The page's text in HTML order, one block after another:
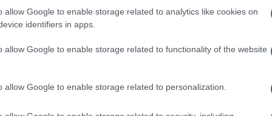
allow Google to enable storage related to analytics like cookies on
identifiers in apps.
allow Google to enable storage related to functionality of the website
allow Google to enable storage related to personalization.
deve anche ad inviare un messaggio. Deve
ed eleganza perciò per questo
le
virare sul nero o sul viola, generalmente